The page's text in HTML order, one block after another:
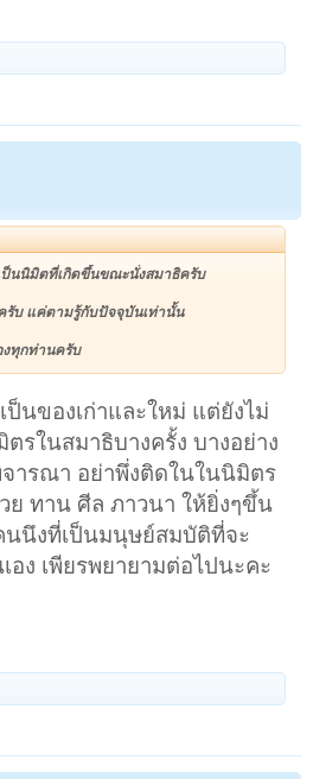
ป็นนิมิตที่เกิดขึ้นขณะนั่งสมาธิครับ
บ แค่ตามรู้กับปัจจุบันเท่านั้น
ทุกท่านครับ
นของเก่าและใหม่ แต่ยังไม่
รในสมาธิบางครั้ง บางอย่าง
จารณา อย่าพึ่งติดในในนิมิตร
ทาน ศีล ภาวนา ให้ยิ่งๆขึ้น
นึงที่เป็นมนุษย์สมบัติที่จะ
อง เพียรพยายามต่อไปนะคะ